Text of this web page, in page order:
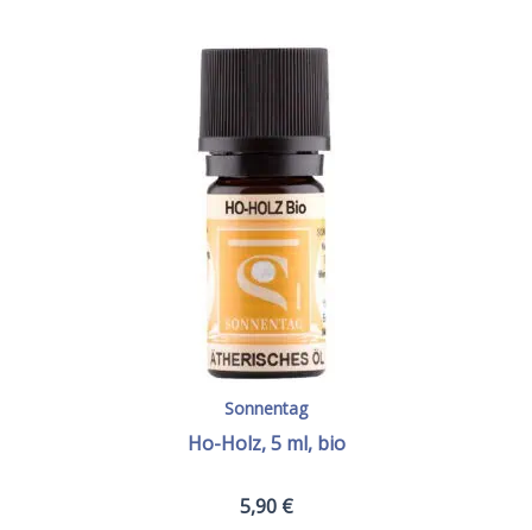
Sonnentag
Ho-Holz, 5 ml, bio
5,90 €